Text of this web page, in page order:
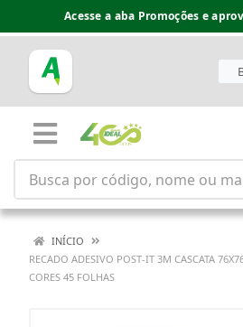
Acesse a aba Promoções e
INÍCIO
RECADO ADESIVO POST-IT 3M CASCATA
CORES 45 FOLHAS